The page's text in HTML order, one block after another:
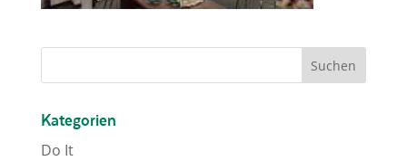
Kategorien
Do It